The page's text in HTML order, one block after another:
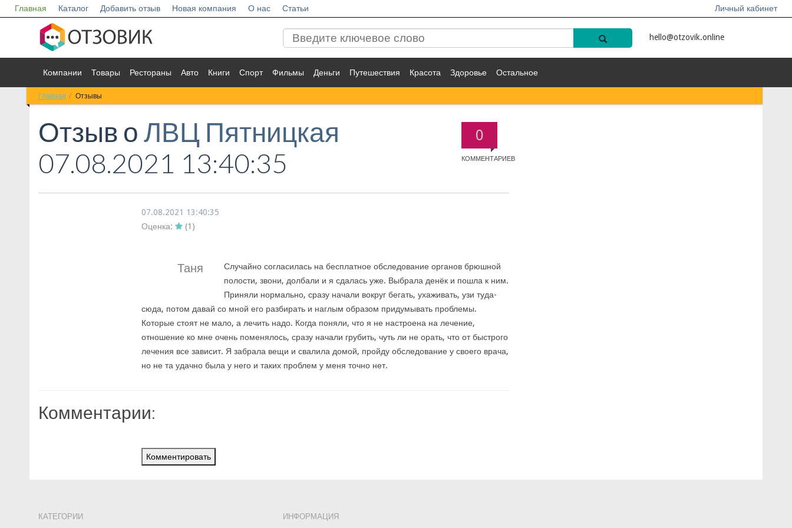
Главная Каталог Добавить отзыв Новая компания О нас Статьи Личный кабинет
hello@otzovik.online
Компании Товары Рестораны Авто Книги Спорт Фильмы Деньги Путешествия Красота Здоровье Остальное
Главная Отзывы
0
КОММЕНТАРИЕВ
Отзыв о ЛВЦ Пятницкая
07.08.2021 13:40:35
07.08.2021 13:40:35
Оценка:
(1 )
Таня
Случайно согласилась на бесплатное обследование органов брюшной
полости, звони, долбали и я сдалась уже. Выбрала денёк и пошла к ним.
Приняли нормально, сразу начали вокруг бегать, ухаживать, узи туда-
сюда, потом давай со мной его разбирать и наглым образом придумывать проблемы.
Которые стоят не мало, а лечить надо. Когда поняли, что я не настроена на лечение,
отношение ко мне очень поменялось, сразу начали грубить, чуть ли не орать, что от быстрого
лечения все зависит. Я забрала вещи и свалила домой, пройду обследование у своего врача,
но не та удачно была у него и таких проблем у меня точно нет.
Комментарии:
Комментировать
КАТЕГОРИИ ИНФОРМАЦИЯ